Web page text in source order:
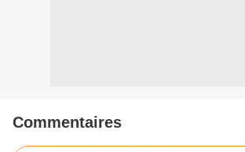
Commentaires